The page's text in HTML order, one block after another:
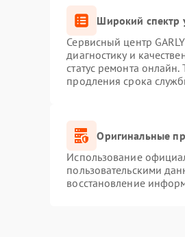
Широкий спектр
Сервисный центр
диагностику и
статус ремонта
продления срока
Оригинальные
Использование
пользовательскими
восстановление